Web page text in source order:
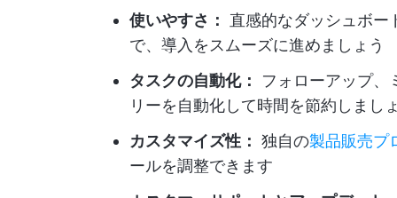
使いやすさ：
直感的なダッシュボー
で、導入をスムーズに進めましょう
タスクの自動化：
フォローアップ、
リーを自動化して時間を節約しまし
カスタマイズ性： 独自の製品販売プ
ールを調整できます